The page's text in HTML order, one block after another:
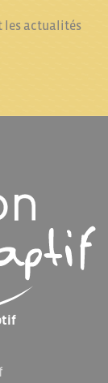
les actualités